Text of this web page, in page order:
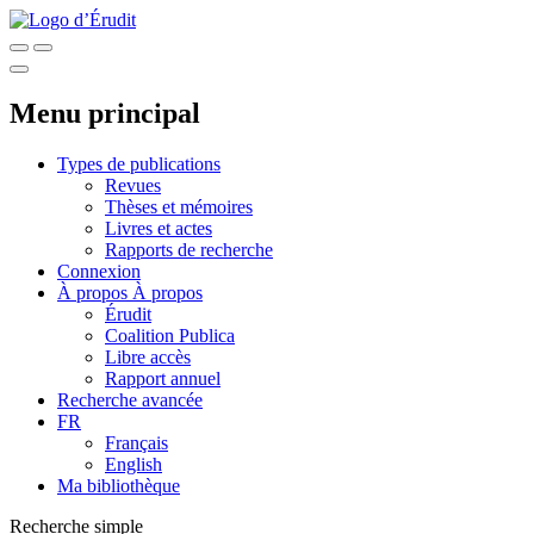
Menu principal
Types de publications
Revues
Thèses et mémoires
Livres et actes
Rapports de recherche
Connexion
À propos À propos
Érudit
Coalition Publica
Libre accès
Rapport annuel
Recherche avancée
FR
Français
English
Ma bibliothèque
Recherche simple